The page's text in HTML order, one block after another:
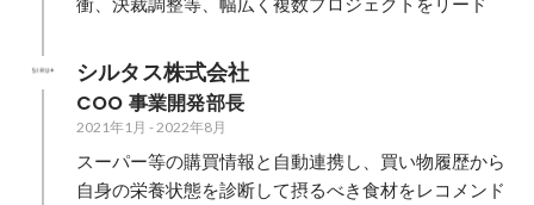
シルタス株式会社
COO 事業開発部長
2021年1月 - 2022年8月
スーパー等の購買情報と自動連携し、買い物履歴から
自身の栄養状態を診断して摂るべき食材をレコメンド